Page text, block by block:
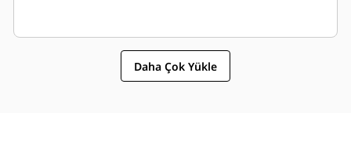
Daha Çok Yükle